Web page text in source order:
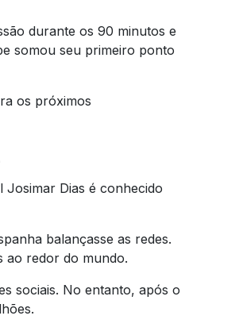
durante os 90 minutos e
somou seu primeiro ponto
os próximos
Josimar Dias é conhecido
balançasse as redes.
ao redor do mundo.
sociais. No entanto, após o